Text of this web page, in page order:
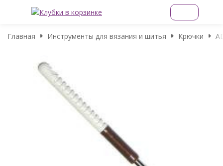
Главная Инструменты для вязания и шитья Крючки